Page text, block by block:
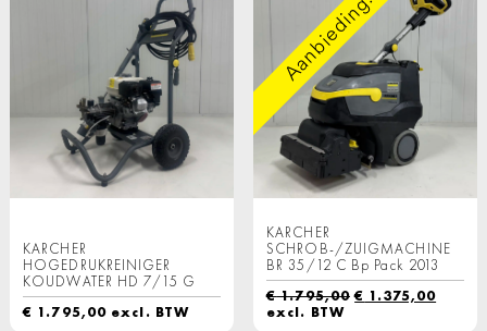
KARCHER
HOGEDRUKREINIGER
KOUDWATER HD 7/15 G
€ 1.795,00 excl. BTW
Aanbieding!
KARCHER
SCHROB-/ZUIGMACHINE
BR 35/12 C Bp Pack 2013
€1.795,00 € 1.375,00
excl. BTW